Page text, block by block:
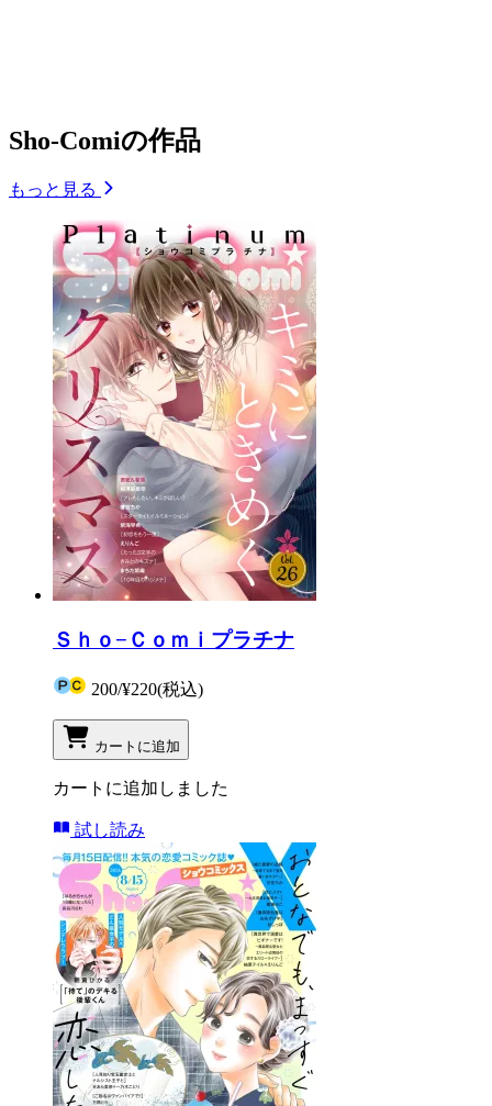
Sho-Comiの作品
もっと見る
Ｓｈｏ−Ｃｏｍｉプラチナ
200/¥220(税込)
カートに追加
カートに追加しました
試し読み